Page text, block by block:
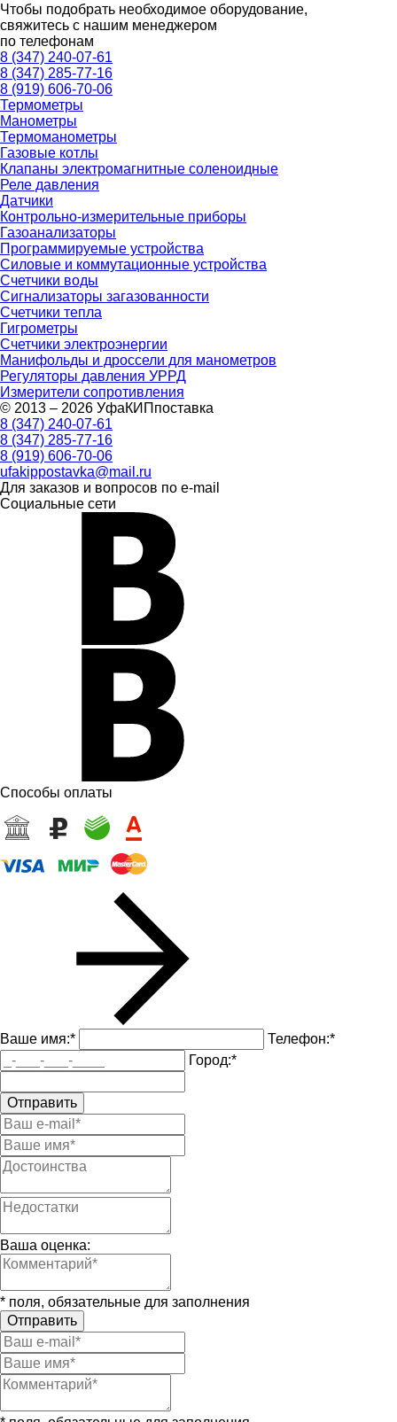
Чтобы подобрать необходимое оборудование,
свяжитесь с нашим менеджером
по телефонам
8 (347) 240-07-61
8 (347) 285-77-16
8 (919) 606-70-06
Термометры
Манометры
Термоманометры
Газовые котлы
Клапаны электромагнитные соленоидные
Реле давления
Датчики
Контрольно-измерительные приборы
Газоанализаторы
Программируемые устройства
Силовые и коммутационные устройства
Счетчики воды
Сигнализаторы загазованности
Счетчики тепла
Гигрометры
Счетчики электроэнергии
Манифольды и дроссели для манометров
Регуляторы давления УРРД
Измерители сопротивления
© 2013 – 2026 УфаКИПпоставка
8 (347) 240-07-61
8 (347) 285-77-16
8 (919) 606-70-06
ufakippostavka@mail.ru
Для заказов и вопросов по e-mail
Социальные сети
Способы оплаты
Ваше имя:* Телефон:*
Город:*
Отправить
Ваша оценка:
* поля, обязательные для заполнения
Отправить